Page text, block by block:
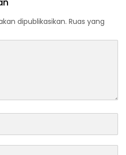
dipublikasikan. Ruas yang